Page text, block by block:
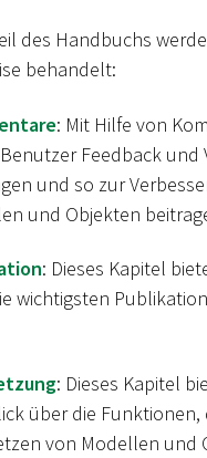
des Handbuchs
behandelt:
: Mit Hilfe von
Benutzer Feedback und
und so zur
und Objekten
: Dieses Kapitel
wichtigsten
: Dieses Kapitel
über die Funktionen,
von Modellen und